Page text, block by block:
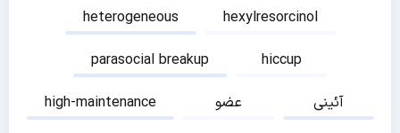
heterogeneous
hexylresorcinol
parasocial breakup
hiccup
high-maintenance
عضو
آئینی